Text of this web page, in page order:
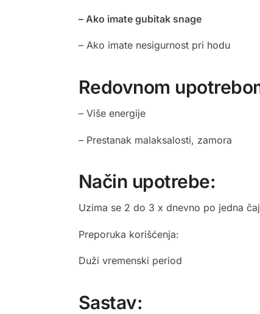
– Ako imate gubitak snage
– Ako imate nesigurnost pri hodu
Redovnom
– Više energije
– Prestanak malaksalosti, zamora
Način upotrebe:
Uzima se 2 do 3 x dnevno po jedna
Preporuka korišćenja:
Duži vremenski period
Sastav: